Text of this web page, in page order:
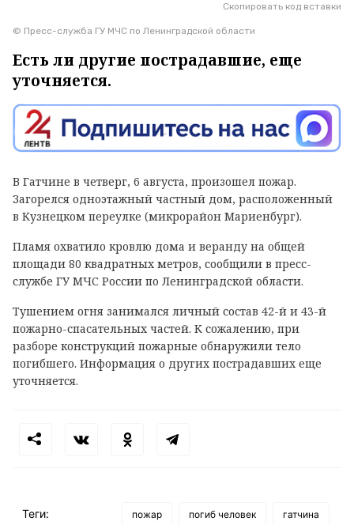
Скопировать код вставки
© Пресс-служба ГУ МЧС по Ленинградской области
Есть ли другие пострадавшие, еще
уточняется.
В Гатчине в четверг, 6 августа, произошел пожар.
Загорелся одноэтажный частный дом, расположенный
в Кузнецком переулке (микрорайон Мариенбург).
Пламя охватило кровлю дома и веранду на общей
площади 80 квадратных метров, сообщили в пресс-
службе ГУ МЧС России по Ленинградской области.
Тушением огня занимался личный состав 42-й и 43-й
пожарно-спасательных частей. К сожалению, при
разборе конструкций пожарные обнаружили тело
погибшего. Информация о других пострадавших еще
уточняется.
Теги: пожар погиб человек гатчина